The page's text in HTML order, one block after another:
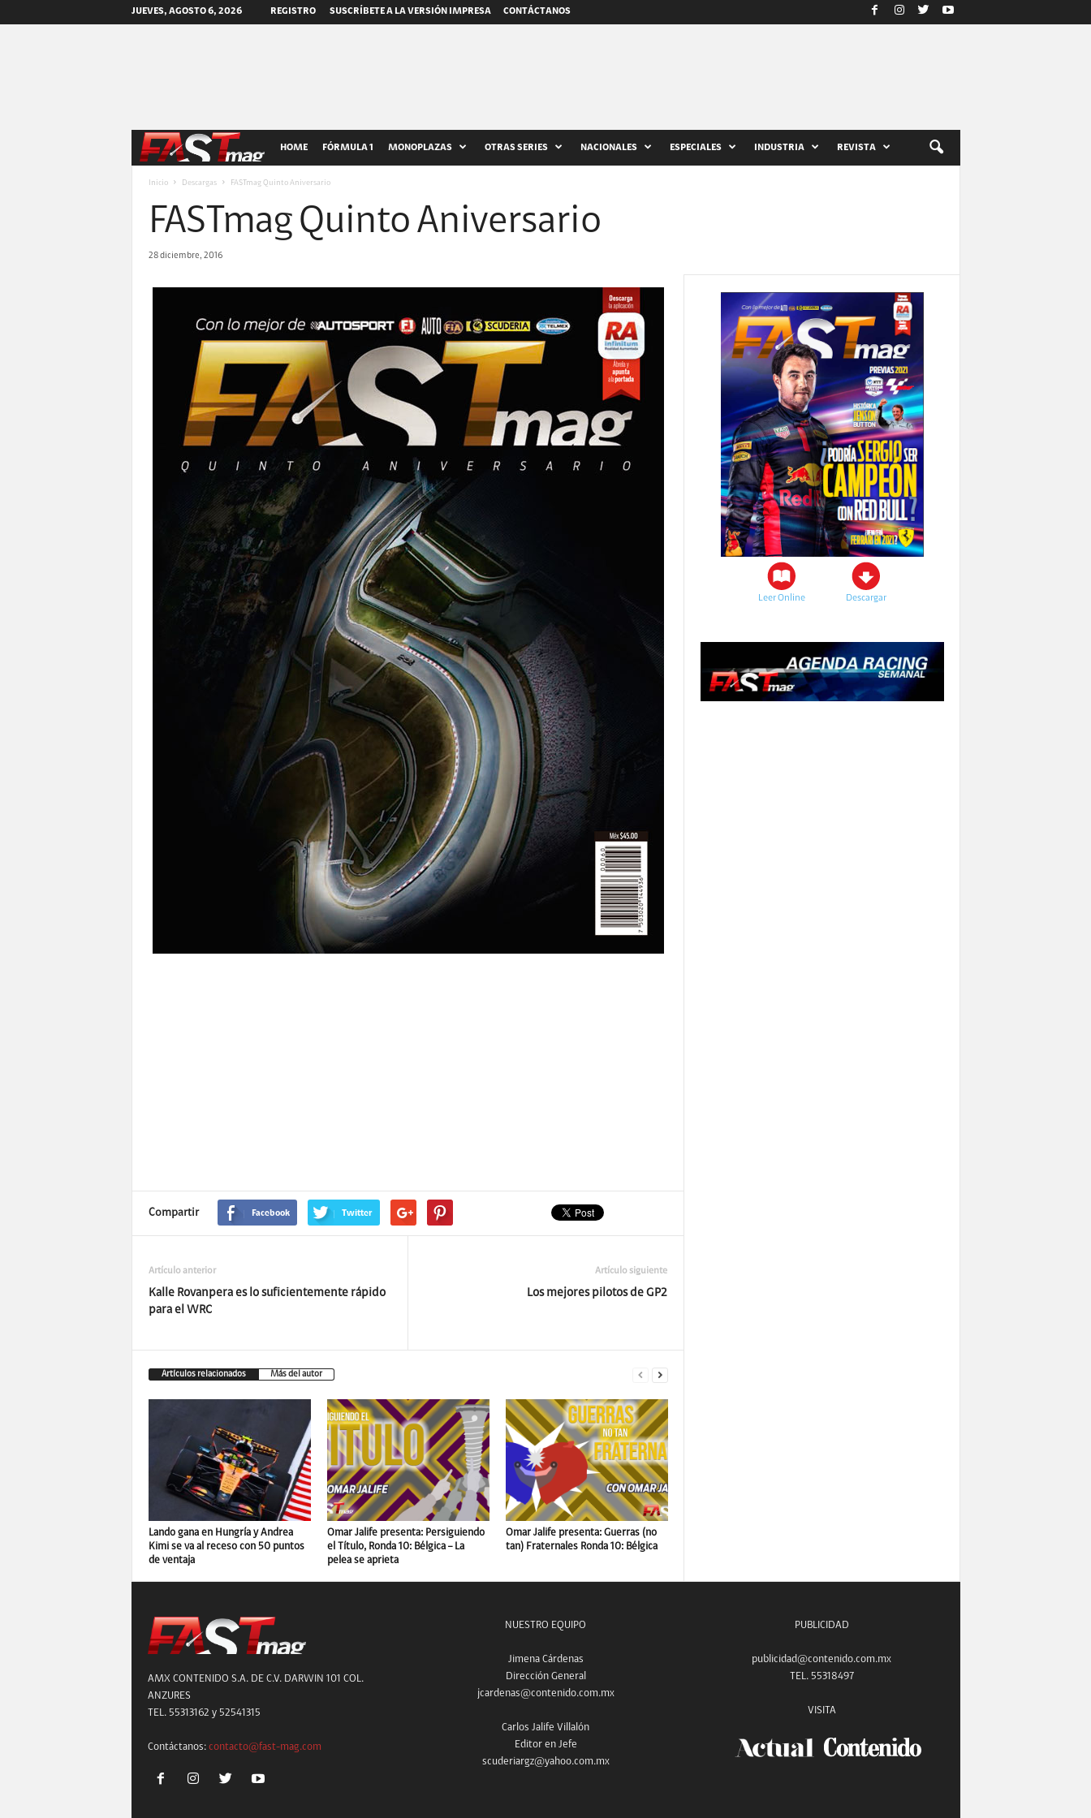
JUEVES, AGOSTO 6, 2026 REGISTRO SUSCRÍBETE A LA VERSIÓN IMPRESA CONTÁCTANOS
A
S
m
a
g
HOME FÓRMULA 1 MONOPLAZAS OTRAS SERIES NACIONALES ESPECIALES INDUSTRIA REVISTA
Inicio Descargas FASTmag Quinto Aniversario
FASTmag Quinto Aniversario
28 diciembre, 2016
Compartir Facebook Twitter
Artículo anterior
Kalle Rovanpera es lo suficientemente rápido
para el WRC
Artículo siguiente
Los mejores pilotos de GP2
Artículos relacionados Más del autor
Lando gana en Hungría y Andrea
Kimi se va al receso con 50 puntos
de ventaja
Omar Jalife presenta: Persiguiendo
el Título, Ronda 10: Bélgica – La
pelea se aprieta
Omar Jalife presenta: Guerras (no
tan) Fraternales Ronda 10: Bélgica
Leer Online Descargar
AMX CONTENIDO S.A. DE C.V. DARWIN 101 COL.
ANZURES
TEL. 55313162 y 52541315
Contáctanos: contacto@fast-mag.com
NUESTRO EQUIPO
Jimena Cárdenas
Dirección General
jcardenas@contenido.com.mx
Carlos Jalife Villalón
Editor en Jefe
scuderiargz@yahoo.com.mx
PUBLICIDAD
publicidad@contenido.com.mx
TEL. 55318497
VISITA